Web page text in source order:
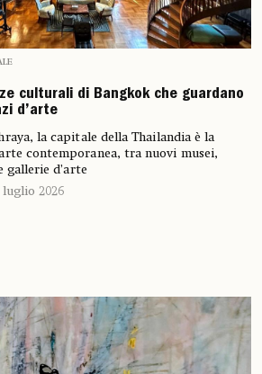
culturali di Bangkok che guardano
d’arte
la capitale della Thailandia è la
contemporanea, tra nuovi musei,
d’arte
luglio 2026